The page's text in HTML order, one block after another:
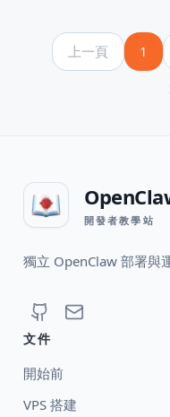
上一頁 1
開發者教學站
獨立 OpenClaw 部署與
文件
開始前
VPS 搭建